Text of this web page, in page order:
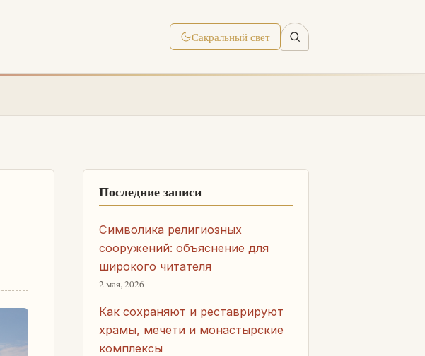
Сакральный свет
Последние записи
Символика религиозных
сооружений: объяснение для
широкого читателя
2 мая, 2026
Как сохраняют и реставрируют
храмы, мечети и монастырские
комплексы